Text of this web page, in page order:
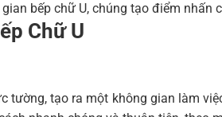
bếp chữ U, chúng tạo điểm
Chữ U
tường, tạo ra một không gian làm